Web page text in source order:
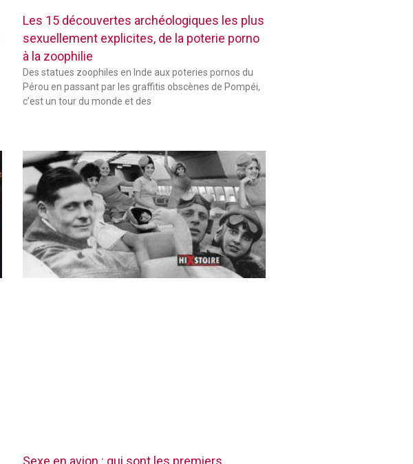
Les 15 découvertes archéologiques les plus
sexuellement explicites, de la poterie porno
à la zoophilie
Des statues zoophiles en Inde aux poteries pornos du
Pérou en passant par les graffitis obscènes de Pompéi,
c’est un tour du monde et des
Sexe en avion : qui sont les premiers